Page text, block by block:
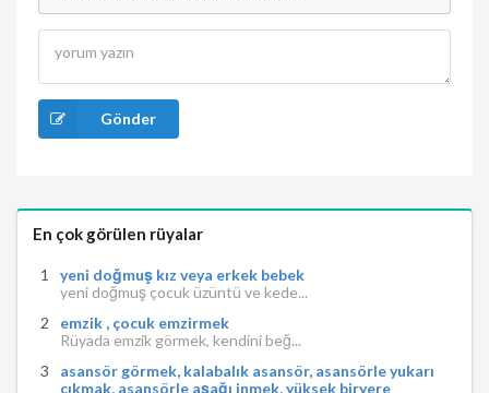
Gönder
En çok görülen rüyalar
yeni doğmuş kız veya erkek bebek
yeni doğmuş çocuk üzüntü ve kede...
emzik , çocuk emzirmek
Rüyada emzik görmek, kendini beğ...
asansör görmek, kalabalık asansör, asansörle yukarı
çıkmak, asansörle aşağı inmek, yüksek biryere